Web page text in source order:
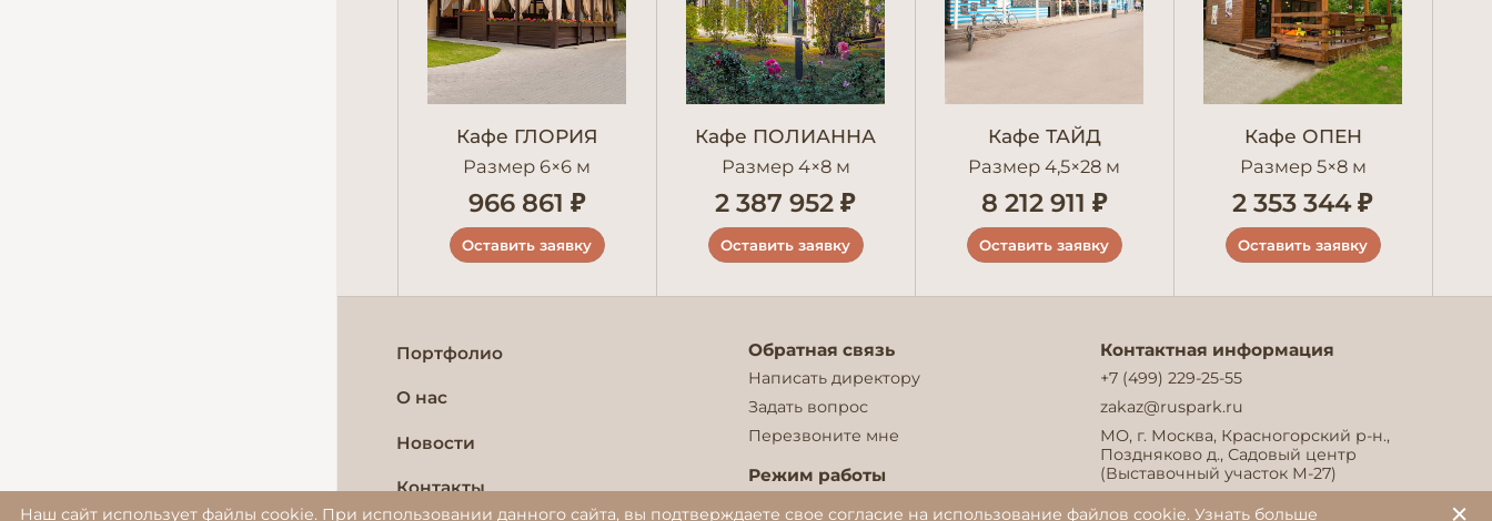
Кафе ГЛОРИЯ
Размер 6×6 м
966 861 ₽
Оставить заявку
Кафе ПОЛИАННА
Размер 4×8 м
2 387 952 ₽
Оставить заявку
Кафе ТАЙД
Размер 4,5×28 м
8 212 911 ₽
Оставить заявку
Кафе ОПЕН
Размер 5×8 м
2 353 344 ₽
Оставить заявку
Портфолио
О нас
Новости
Контакты
Обратная связь
Написать директору
Задать вопрос
Перезвоните мне
Режим работы
Контактная информация
+7 (499) 229-25-55
zakaz@ruspark.ru
МО, г. Москва, Красногорский р-н.,
Поздняково д., Садовый центр
(Выставочный участок М-27)
Наш сайт использует файлы cookie. При использовании данного сайта, вы подтверждаете свое согласие на использование файлов cookie. Узнать больше